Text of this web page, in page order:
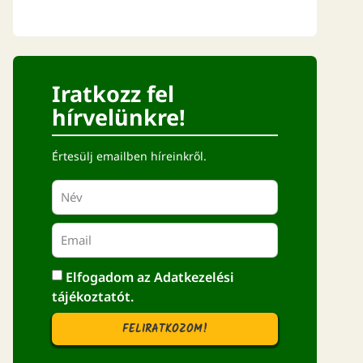
Iratkozz fel
hírvelünkre!
Értesülj emailben híreinkről.
Elfogadom azAdatkezelési
tájékoztatót.
FELIRATKOZOM!